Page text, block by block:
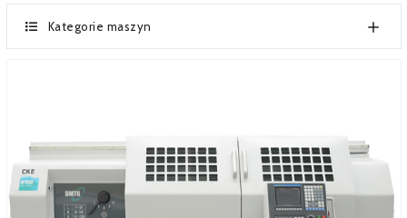
SERWIS
O FIRMIE
FAQ
Kategorie maszyn